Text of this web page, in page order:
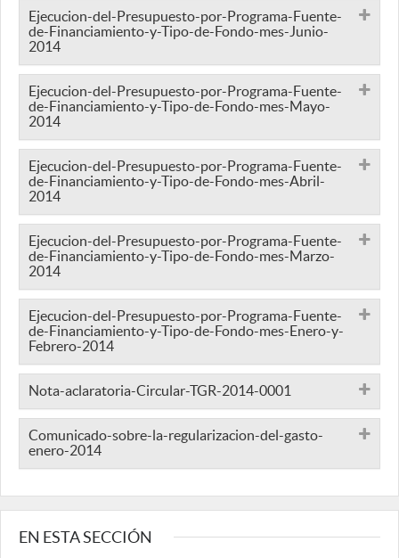
Ejecucion-del-Presupuesto-por-Programa-Fuente-
de-Financiamiento-y-Tipo-de-Fondo-mes-Junio-
2014
Ejecucion-del-Presupuesto-por-Programa-Fuente-
de-Financiamiento-y-Tipo-de-Fondo-mes-Mayo-
2014
Ejecucion-del-Presupuesto-por-Programa-Fuente-
de-Financiamiento-y-Tipo-de-Fondo-mes-Abril-
2014
Ejecucion-del-Presupuesto-por-Programa-Fuente-
de-Financiamiento-y-Tipo-de-Fondo-mes-Marzo-
2014
Ejecucion-del-Presupuesto-por-Programa-Fuente-
de-Financiamiento-y-Tipo-de-Fondo-mes-Enero-y-
Febrero-2014
Nota-aclaratoria-Circular-TGR-2014-0001
Comunicado-sobre-la-regularizacion-del-gasto-
enero-2014
EN ESTA SECCIÓN